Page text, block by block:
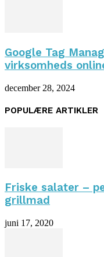
Google Tag
virksomheds
december 28, 2024
POPULÆRE ARTIKLER
Friske salater –
grillmad
juni 17, 2020